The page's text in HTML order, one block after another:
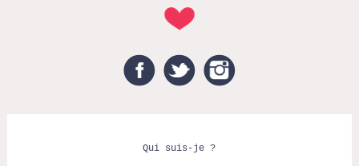
FacebookTwitter
Qui suis-je ?